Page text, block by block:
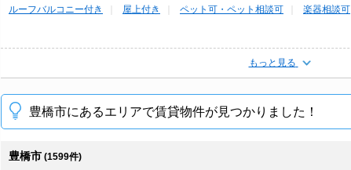
ルーフバルコニー付き
屋上付き ペット可・ペット相談可 楽器相談可
もっと見る
豊橋市にあるエリアで賃貸物件が見つかりました！
豊橋市 (1599件)